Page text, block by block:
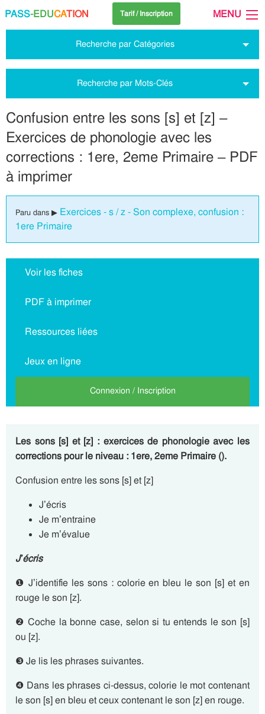
PASS-EDUCATION Tarif / Inscription MENU
Recherche par Catégories
Recherche par Mots-Clés
Confusion entre les sons [s] et [z] –
Exercices de phonologie avec les
corrections : 1ere, 2eme Primaire – PDF
à imprimer
Paru dans ▶ Exercices - s / z - Son complexe, confusion :
1ere Primaire
Voir les fiches
PDF à imprimer
Ressources liées
Jeux en ligne
Connexion / Inscription
Les sons [s] et [z] : exercices de phonologie avec les
corrections pour le niveau : 1ere, 2eme Primaire ().
Confusion entre les sons [s] et [z]
J’écris
Je m’entraine
Je m’évalue
J’écris
❶ J’identifie les sons : colorie en bleu le son [s] et en
rouge le son [z].
❷ Coche la bonne case, selon si tu entends le son [s]
ou [z].
❸ Je lis les phrases suivantes.
❹ Dans les phrases ci-dessus, colorie le mot contenant
le son [s] en bleu et ceux contenant le son [z] en rouge.